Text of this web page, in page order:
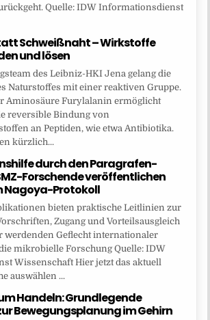
Quelle: IDW Informationsdienst
Schweißnaht – Wirkstoffe
und lösen
des Leibniz-HKI Jena gelang die
Naturstoffes mit einer reaktiven Gruppe.
Aminosäure Furylalanin ermöglicht
reversible Bindung von
an Peptiden, wie etwa Antibiotika.
kürzlich...
durch den Paragrafen-
Forschende veröffentlichen
Nagoya-Protokoll
bieten praktische Leitlinien zur
Zugang und Vorteilsausgleich
werdenden Geflecht internationaler
mikrobielle Forschung Quelle: IDW
Wissenschaft Hier jetzt das aktuell
auswählen ...
Handeln: Grundlegende
Bewegungsplanung im Gehirn